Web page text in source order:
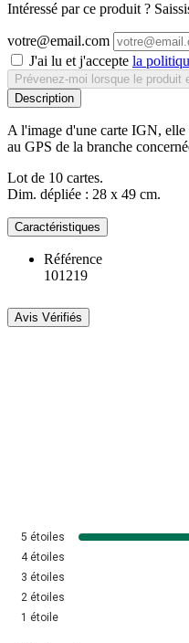
Intéressé par ce produit ?
votre@email.com
J'ai lu et j'accepte la
Prévenez-moi lorsque le produit
Description
A l'image d'une carte IGN, elle
au GPS de la branche
Lot de 10 cartes.
Dim. dépliée : 28 x 49 cm.
Caractéristiques
Référence
101219
Avis Vérifiés
5 étoiles
4 étoiles
3 étoiles
2 étoiles
1 étoile